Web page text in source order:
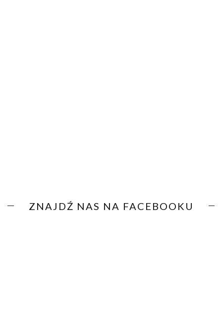
ZNAJDŹ NAS NA FACEBOOKU